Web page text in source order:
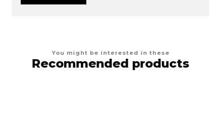
You might be interested in these
Recommended products